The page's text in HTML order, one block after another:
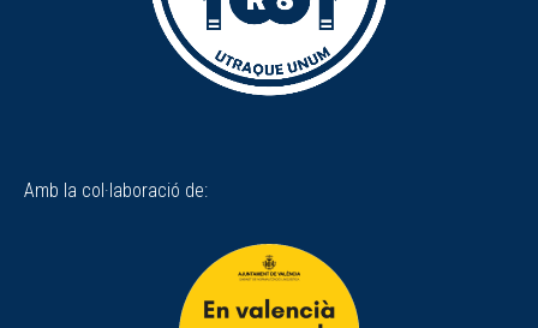
Amb la col·laboració de: